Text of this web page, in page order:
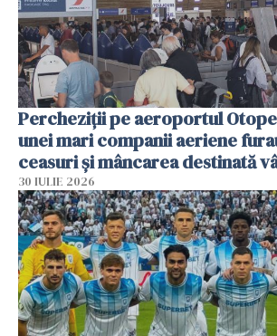
Percheziții pe aeroportul
unei mari companii aeriene
ceasuri și mâncarea destinată
30 IULIE 2026